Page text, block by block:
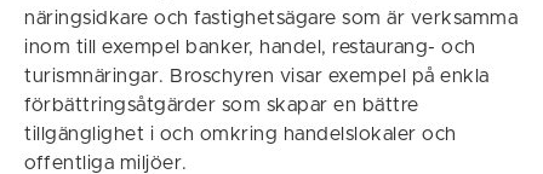
näringsidkare och fastighetsägare som är verksamma
inom till exempel banker, handel, restaurang- och
turismnäringar. Broschyren visar exempel på enkla
förbättringsåtgärder som skapar en bättre
tillgänglighet i och omkring handelslokaler och
offentliga miljöer.